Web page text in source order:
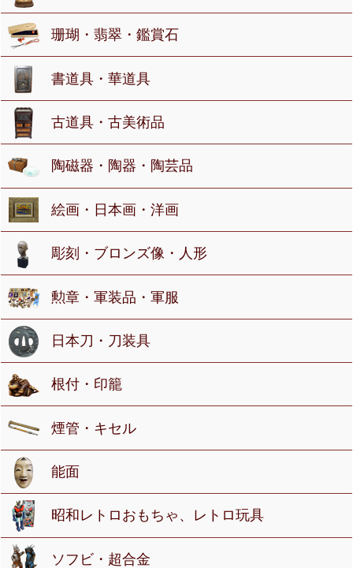
珊瑚・翡翠・鑑賞石
書道具・華道具
古道具・古美術品
陶磁器・陶器・陶芸品
絵画・日本画・洋画
彫刻・ブロンズ像・人形
勲章・軍装品・軍服
日本刀・刀装具
根付・印籠
煙管・キセル
能面
昭和レトロおもちゃ、レトロ玩具
ソフビ・超合金